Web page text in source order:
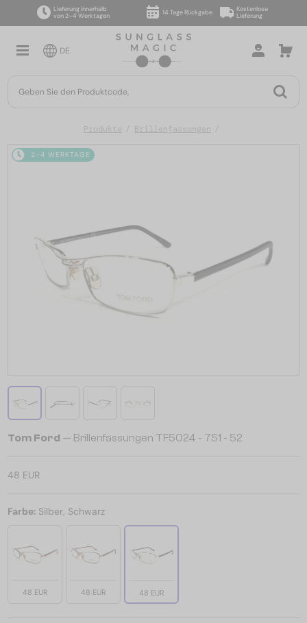
Lieferung innerhalb
von 2–4 Werktagen
14 Tage Rückgabe
Kostenlose
Lieferung
DE
Produkte Brillenfassungen
2-4 WERKTAGE
Tom Ford — Brillenfassungen TF5024 - 751 - 52
48 EUR
Farbe: Silber, Schwarz
48 EUR 48 EUR 48 EUR